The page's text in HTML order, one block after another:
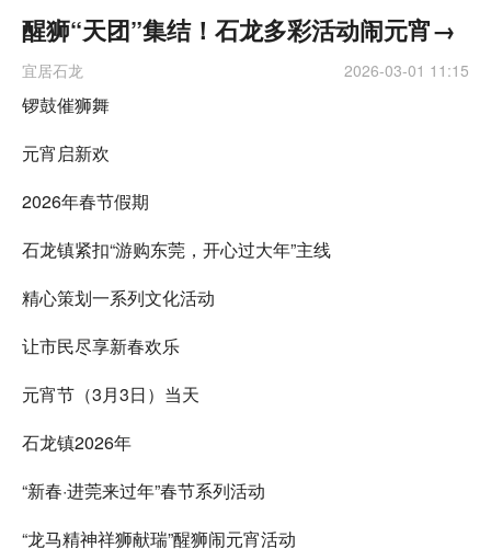
醒狮“天团”集结！石龙多彩活动闹元宵→
宜居石龙 2026-03-01 11:15
锣鼓催狮舞
元宵启新欢
2026年春节假期
石龙镇紧扣“游购东莞，开心过大年”主线
精心策划一系列文化活动
让市民尽享新春欢乐
元宵节（3月3日）当天
石龙镇2026年
“新春·进莞来过年”春节系列活动
“龙马精神祥狮献瑞”醒狮闹元宵活动